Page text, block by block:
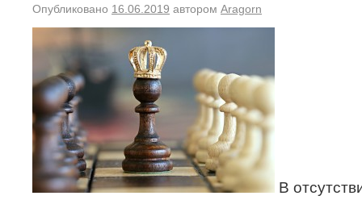
Опубликовано 16.06.2019 автором Aragorn
В